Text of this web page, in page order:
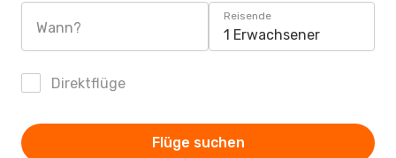
Wann?
Reisende
1 Erwachsener
Direktflüge
Flüge suchen